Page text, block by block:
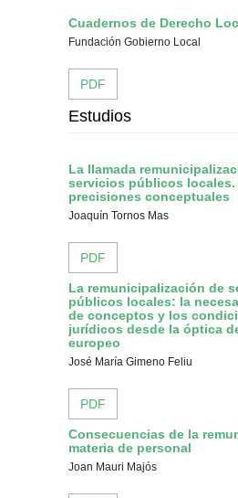
Cuadernos de Derecho
Fundación Gobierno Local
PDF
Estudios
La llamada
servicios públicos locales.
precisiones conceptuales
Joaquín Tornos Mas
PDF
La remunicipalización de
públicos locales: la
de conceptos y los
jurídicos desde la óptica
europeo
José María Gimeno Feliu
PDF
Consecuencias de la
materia de personal
Joan Mauri Majós